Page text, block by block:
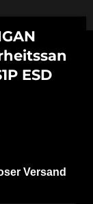
ESD
Versand